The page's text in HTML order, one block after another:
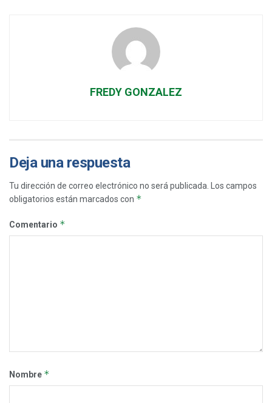
FREDY GONZALEZ
Deja una respuesta
Tu dirección de correo electrónico no será publicada. Los campos
obligatorios están marcados con *
Comentario *
Nombre *